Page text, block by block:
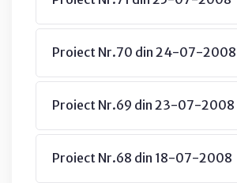
Proiect Nr.70 din 24-07-2008
Proiect Nr.69 din 23-07-2008
Proiect Nr.68 din 18-07-2008